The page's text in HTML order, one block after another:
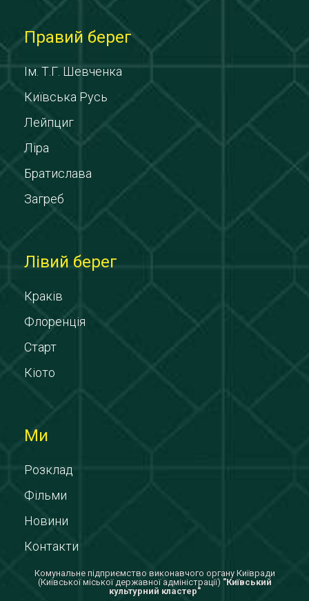
Правий берег
Ім. Т.Г. Шевченка
Київська Русь
Лейпциг
Ліра
Братислава
Загреб
Лівий берег
Краків
Флоренція
Старт
Кіото
Ми
Розклад
Фільми
Новини
Контакти
Комунальне підприємство виконавчого органу Київради
(Київської міської державної адміністрації) "Київський
культурний кластер"